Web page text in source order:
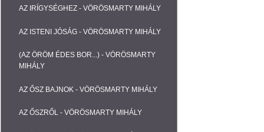
AZ IRÍGYSÉGHEZ - VÖRÖSMARTY MIHÁLY
AZ ISTENI JÓSÁG - VÖRÖSMARTY MIHÁLY
(AZ ÖRÖM ÉDES BOR...) - VÖRÖSMARTY
MIHÁLY
AZ ŐSZ BAJNOK - VÖRÖSMARTY MIHÁLY
AZ ŐSZRŐL - VÖRÖSMARTY MIHÁLY